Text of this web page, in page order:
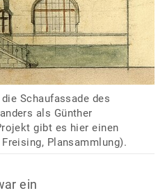
Schaufassade des
als Günther
gibt es hier einen
Plansammlung).
ein